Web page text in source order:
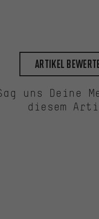
Artikel
uns Deine
diesem